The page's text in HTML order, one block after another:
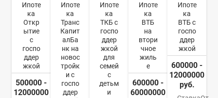
Ипоте
ка
Откр
ытие
с
госпо
ддер
жкой
500000 -
12000000
Ипоте
ка
Транс
Капит
алБа
нк на
новос
тройк
и с
госпо
ддер
Ипоте
ка
ТКБ с
госпо
ддер
жкой
для
семей
с
детьм
и
Ипоте
ка
ВТБ
на
втори
чное
жиль
е
600000 -
60000000
Ипоте
ка
ВТБ с
госпо
ддер
жкой
600000 -
12000000
руб.